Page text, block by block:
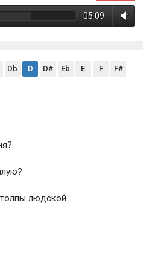
05:09
Db D D# Eb E F
F#
людской